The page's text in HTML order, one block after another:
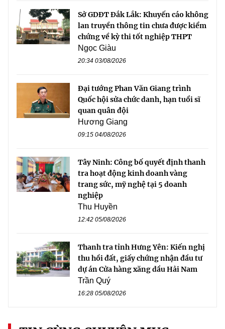
Sở GDĐT Đắk Lắk: Khuyến cáo không
lan truyền thông tin chưa được kiểm
chứng về kỳ thi tốt nghiệp THPT
Ngọc Giàu
20:34 03/08/2026
Đại tướng Phan Văn Giang trình
Quốc hội sửa chức danh, hạn tuổi sĩ
quan quân đội
Hương Giang
09:15 04/08/2026
Tây Ninh: Công bố quyết định thanh
tra hoạt động kinh doanh vàng
trang sức, mỹ nghệ tại 5 doanh
nghiệp
Thu Huyền
12:42 05/08/2026
Thanh tra tỉnh Hưng Yên: Kiến nghị
thu hồi đất, giấy chứng nhận đầu tư
dự án Cửa hàng xăng dầu Hải Nam
Trần Quý
16:28 05/08/2026